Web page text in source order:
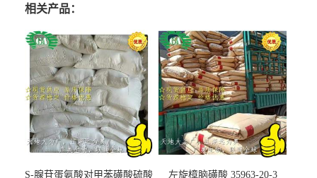
相关产品：
S-腺苷蛋氨酸对甲苯磺酸硫酸 左旋樟脑磺酸 35963-20-3